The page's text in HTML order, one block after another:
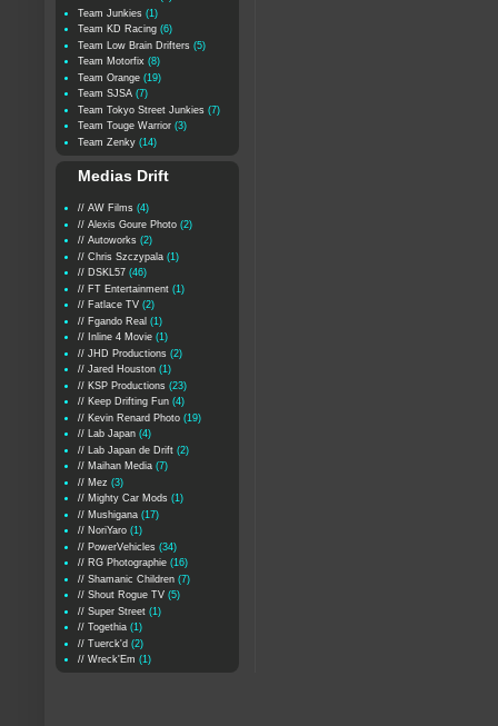
Team Junkies (1)
Team KD Racing (6)
Team Low Brain Drifters (5)
Team Motorfix (8)
Team Orange (19)
Team SJSA (7)
Team Tokyo Street Junkies (7)
Team Touge Warrior (3)
Team Zenky (14)
Medias Drift
// AW Films (4)
// Alexis Goure Photo (2)
// Autoworks (2)
// Chris Szczypala (1)
// DSKL57 (46)
// FT Entertainment (1)
// Fatlace TV (2)
// Fgando Real (1)
// Inline 4 Movie (1)
// JHD Productions (2)
// Jared Houston (1)
// KSP Productions (23)
// Keep Drifting Fun (4)
// Kevin Renard Photo (19)
// Lab Japan (4)
// Lab Japan de Drift (2)
// Maihan Media (7)
// Mez (3)
// Mighty Car Mods (1)
// Mushigana (17)
// NoriYaro (1)
// PowerVehicles (34)
// RG Photographie (16)
// Shamanic Children (7)
// Shout Rogue TV (5)
// Super Street (1)
// Togethia (1)
// Tuerck'd (2)
// Wreck'Em (1)